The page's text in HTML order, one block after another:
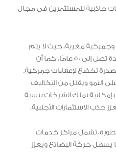
جاذبية للمستثمرين في مجال
وجمركية مغرية، حيث لا يتم
فرض ضرائب على الشركات لمدة تصل إلى 50 عامًا، كما أن
تخضع لإعفاءات جمركية.
النمو ويقلل من التكاليف
بإمكانية تملك الشركات بنسبة
تشمل مراكز خدمات
يسهل حركة البضائع ويعزز